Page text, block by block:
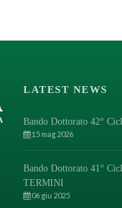
LATEST NEWS
Bando Dottorato 42°
15 mag 2026
Bando Dottorato 41°
TERMINI
06 giu 2025